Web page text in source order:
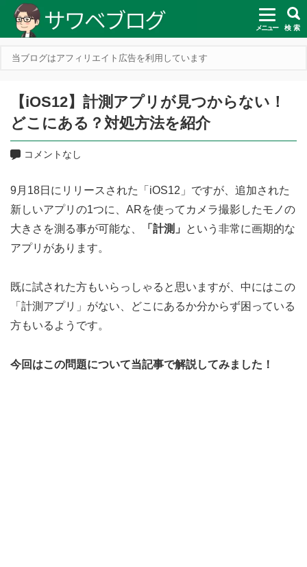
メニュー 検 索
当ブログはアフィリエイト広告を利用しています
【iOS12】計測アプリが見つからない！
どこにある？対処方法を紹介
コメントなし
9月18日にリリースされた「iOS12」ですが、追加された
新しいアプリの1つに、ARを使ってカメラ撮影したモノの
大きさを測る事が可能な、
「計測」
という非常に画期的な
アプリがあります。
既に試された方もいらっしゃると思いますが、中にはこの
「計測アプリ」がない、どこにあるか分からず困っている
方もいるようです。
今回はこの問題について当記事で解説してみました！